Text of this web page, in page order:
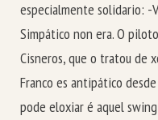
especialmente solidario: -
Simpático non era. O
Cisneros, que o tratou de
Franco es antipático
pode eloxiar é aquel